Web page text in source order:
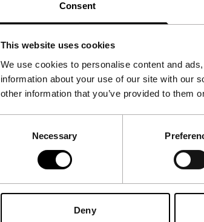
Consent
This website uses cookies
We use cookies to personalise content and
information about your use of our site with our
other information that you’ve provided to them
Necessary
Deny
-
-
Snel naar